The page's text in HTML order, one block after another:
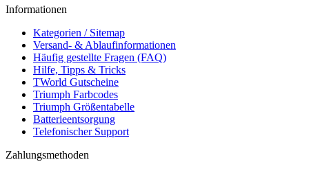
Informationen
Kategorien / Sitemap
Versand- & Ablaufinformationen
Häufig gestellte Fragen (FAQ)
Hilfe, Tipps & Tricks
TWorld Gutscheine
Triumph Farbcodes
Triumph Größentabelle
Batterieentsorgung
Telefonischer Support
Zahlungsmethoden